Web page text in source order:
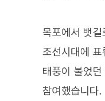
목포에서 뱃
조선시대에
태풍이 불었
참여했습니다.